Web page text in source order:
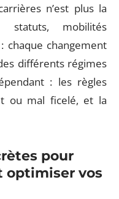
n’est plus la
statuts, mobilités
chaque changement
différents régimes
: les règles
ou mal ficelé, et la
pour
optimiser vos